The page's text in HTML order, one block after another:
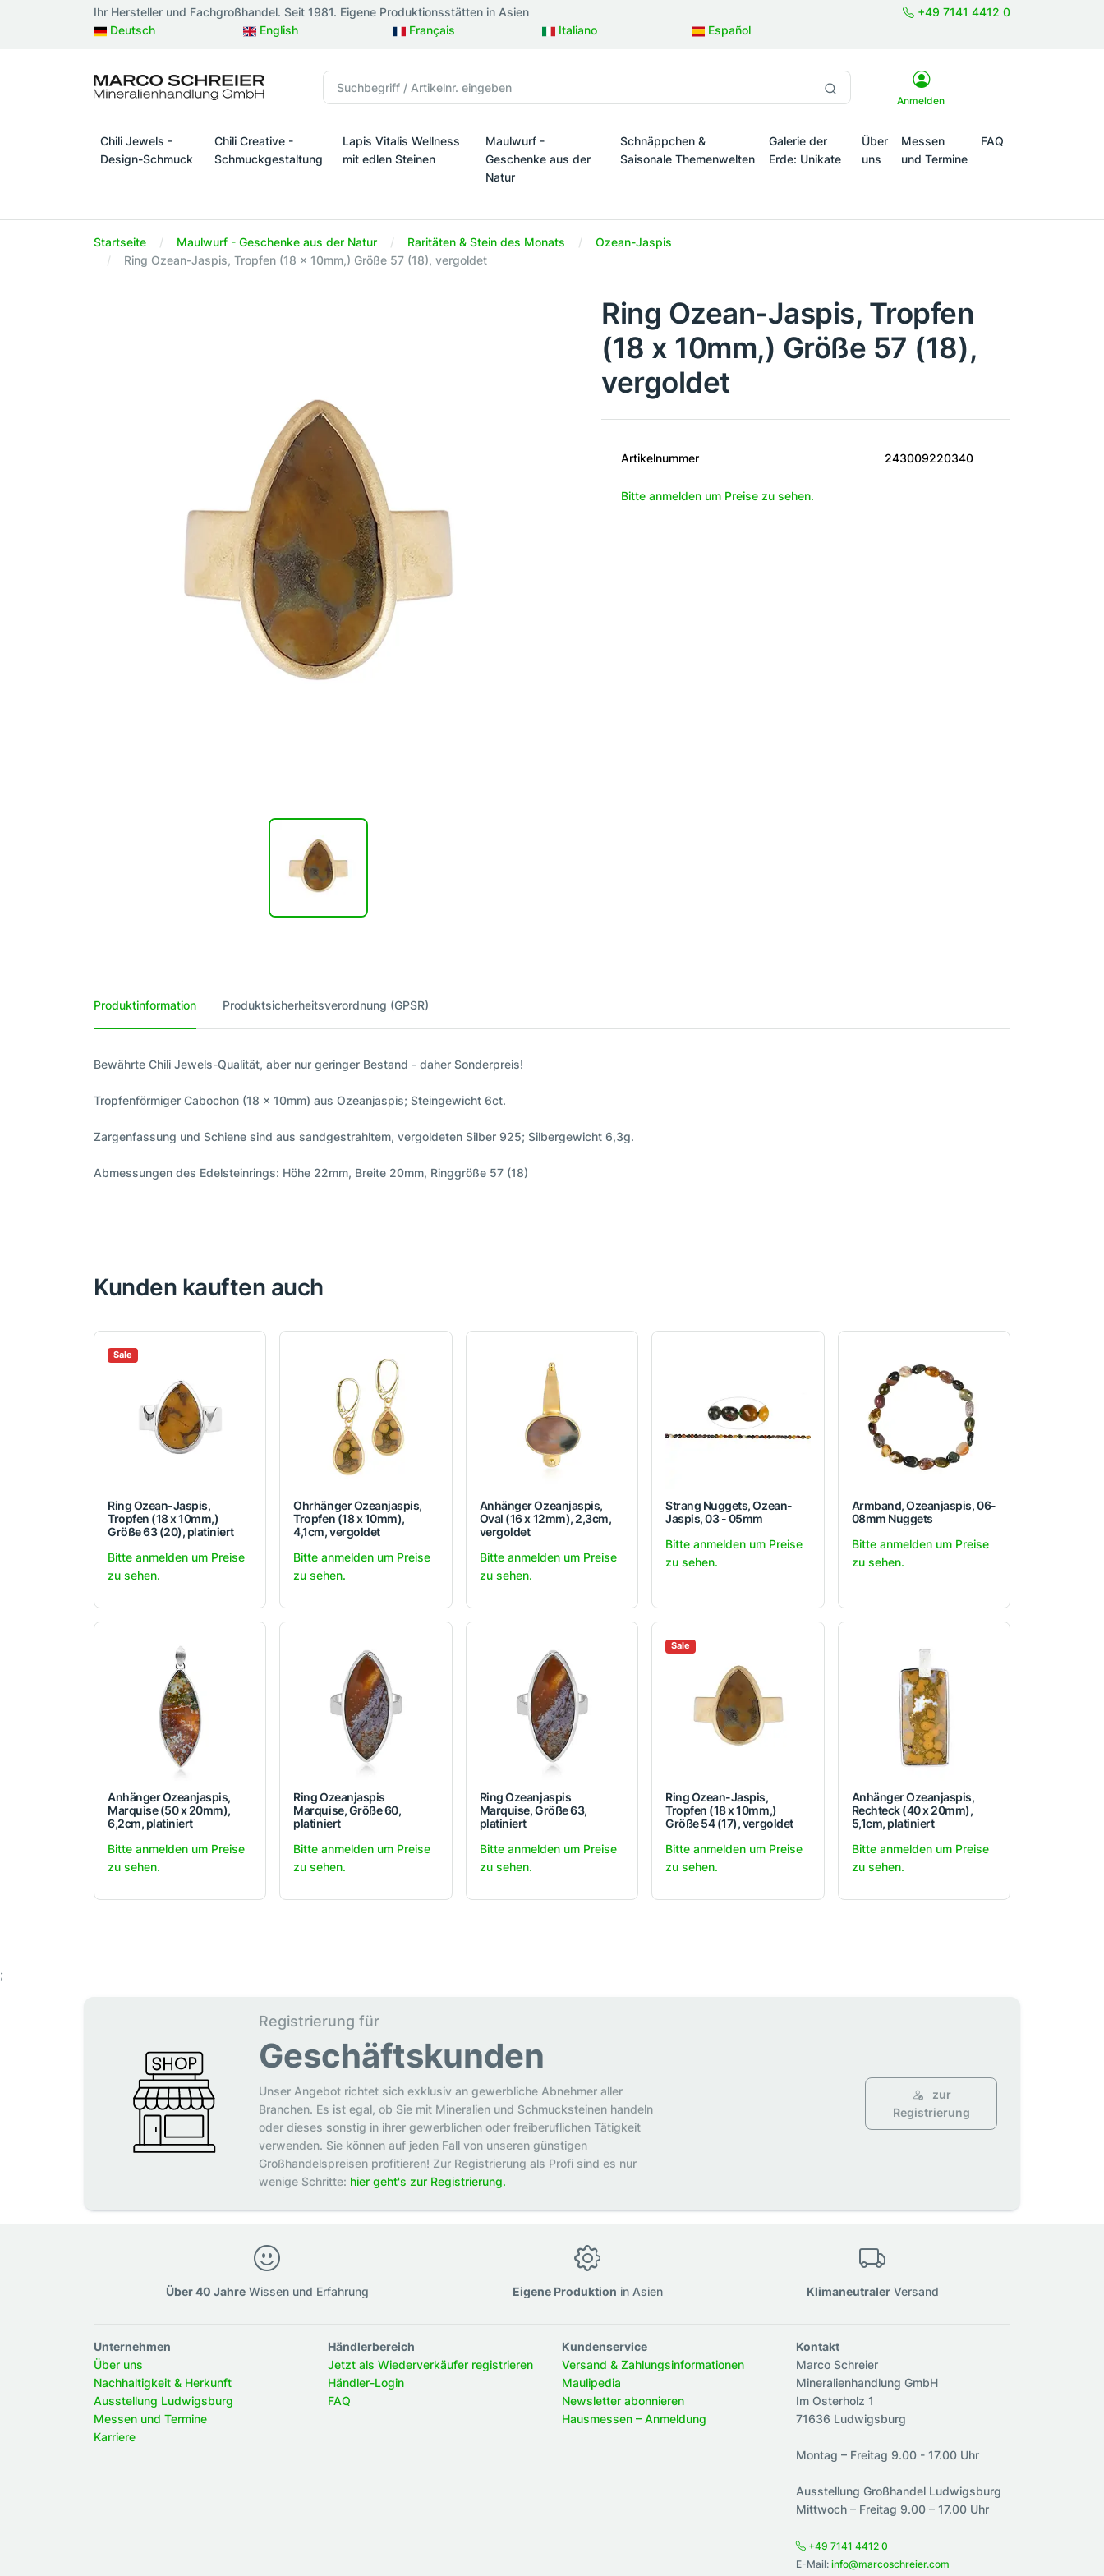
Ihr Hersteller und Fachgroßhandel. Seit 1981. Eigene Produktionsstätten in Asien
+49 7141 4412 0
Deutsch
English Français Italiano Español
Anmelden
Chili Jewels -
Design-Schmuck
Chili Creative -
Schmuckgestaltung
Lapis Vitalis Wellness
mit edlen Steinen
Maulwurf -
Geschenke aus der
Natur
Schnäppchen &
Saisonale Themenwelten
Galerie der
Erde: Unikate
Über
uns
Messen
und Termine
FAQ
Startseite Maulwurf - Geschenke aus der Natur Raritäten & Stein des Monats
Ozean-Jaspis
Ring Ozean-Jaspis, Tropfen (18 x 10mm,) Größe 57 (18), vergoldet
Ring Ozean-Jaspis, Tropfen
(18 x 10mm,) Größe 57 (18),
vergoldet
Artikelnummer 243009220340
Bitte anmelden um Preise zu sehen.
Produktinformation Produktsicherheitsverordnung (GPSR)
Bewährte Chili Jewels-Qualität, aber nur geringer Bestand - daher Sonderpreis!
Tropfenförmiger Cabochon (18 x 10mm) aus Ozeanjaspis; Steingewicht 6ct.
Zargenfassung und Schiene sind aus sandgestrahltem, vergoldeten Silber 925; Silbergewicht 6,3g.
Abmessungen des Edelsteinrings: Höhe 22mm, Breite 20mm, Ringgröße 57 (18)
Kunden kauften auch
Sale
Ring Ozean-Jaspis,
Tropfen (18 x 10mm,)
Größe 63 (20), platiniert
Bitte anmelden um Preise
zu sehen.
Ohrhänger Ozeanjaspis,
Tropfen (18 x 10mm),
4,1cm, vergoldet
Bitte anmelden um Preise
zu sehen.
Anhänger Ozeanjaspis,
Oval (16 x 12mm), 2,3cm,
vergoldet
Bitte anmelden um Preise
zu sehen.
Strang Nuggets, Ozean-
Jaspis, 03 - 05mm
Bitte anmelden um Preise
zu sehen.
Armband, Ozeanjaspis, 06-
08mm Nuggets
Bitte anmelden um Preise
zu sehen.
Anhänger Ozeanjaspis,
Marquise (50 x 20mm),
6,2cm, platiniert
Bitte anmelden um Preise
zu sehen.
Ring Ozeanjaspis
Marquise, Größe 60,
platiniert
Bitte anmelden um Preise
zu sehen.
Ring Ozeanjaspis
Marquise, Größe 63,
platiniert
Bitte anmelden um Preise
zu sehen.
Sale
Ring Ozean-Jaspis,
Tropfen (18 x 10mm,)
Größe 54 (17), vergoldet
Bitte anmelden um Preise
zu sehen.
Anhänger Ozeanjaspis,
Rechteck (40 x 20mm),
5,1cm, platiniert
Bitte anmelden um Preise
zu sehen.
;
Registrierung für
Geschäftskunden
Unser Angebot richtet sich exklusiv an gewerbliche Abnehmer aller
Branchen. Es ist egal, ob Sie mit Mineralien und Schmucksteinen handeln
oder dieses sonstig in ihrer gewerblichen oder freiberuflichen Tätigkeit
verwenden. Sie können auf jeden Fall von unseren günstigen
Großhandelspreisen profitieren! Zur Registrierung als Profi sind es nur
wenige Schritte: hier geht's zur Registrierung.
zur
Registrierung
Über 40 JahreWissen und Erfahrung Eigene Produktion in Asien KlimaneutralerVersand
Unternehmen
Über uns
Nachhaltigkeit & Herkunft
Ausstellung Ludwigsburg
Messen und Termine
Karriere
Händlerbereich
Jetzt als Wiederverkäufer registrieren
Händler-Login
FAQ
Kundenservice
Versand & Zahlungsinformationen
Maulipedia
Newsletter abonnieren
Hausmessen – Anmeldung
Kontakt
Marco Schreier
Mineralienhandlung GmbH
Im Osterholz 1
71636 Ludwigsburg
Montag – Freitag 9.00 - 17.00 Uhr
Ausstellung Großhandel Ludwigsburg
Mittwoch – Freitag 9.00 – 17.00 Uhr
+49 7141 4412 0
E-Mail: info@marcoschreier.com